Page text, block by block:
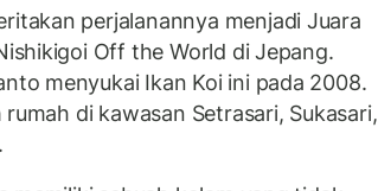
perjalanannya menjadi Juara
Off the World di Jepang.
menyukai Ikan Koi ini pada 2008.
di kawasan Setrasari, Sukasari,